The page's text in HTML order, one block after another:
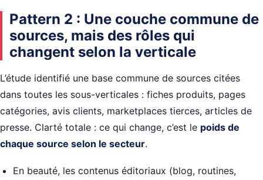
Pattern 2 : Une couche commune de
sources, mais des rôles qui
changent selon la verticale
L’étude identifié une base commune de sources citées
dans toutes les sous-verticales : fiches produits, pages
catégories, avis clients, marketplaces tierces, articles de
presse. Clarté totale : ce qui change, c’est le poids de
chaque source selon le secteur.
En beauté, les contenus éditoriaux (blog, routines,